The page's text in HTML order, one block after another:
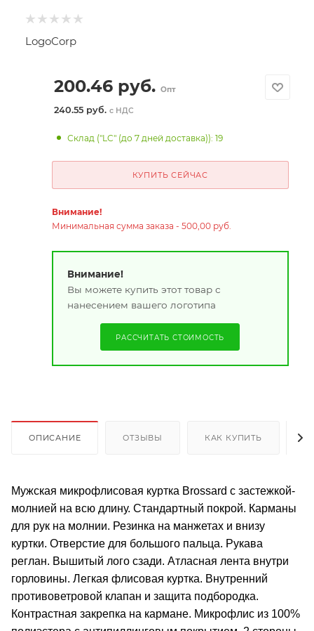
LogoCorp
200.46руб. Опт
240.55 руб. с НДС
Склад ("LC" (до 7 дней доставка)): 19
КУПИТЬ СЕЙЧАС
Внимание!
Минимальная сумма заказа - 500,00 руб.
Внимание!
Вы можете купить этот товар с
нанесением вашего логотипа
РАССЧИТАТЬ СТОИМОСТЬ
ОПИСАНИЕ ОТЗЫВЫ КАК КУПИТЬ
Мужская микрофлисовая куртка Brossard с застежкой-
молнией на всю длину. Стандартный покрой. Карманы
для рук на молнии. Резинка на манжетах и внизу
куртки. Отверстие для большого пальца. Рукава
реглан. Вышитый лого сзади. Атласная лента внутри
горловины. Легкая флисовая куртка. Внутренний
противоветровой клапан и защита подбородка.
Контрастная закрепка на кармане. Микрофлис из 100%